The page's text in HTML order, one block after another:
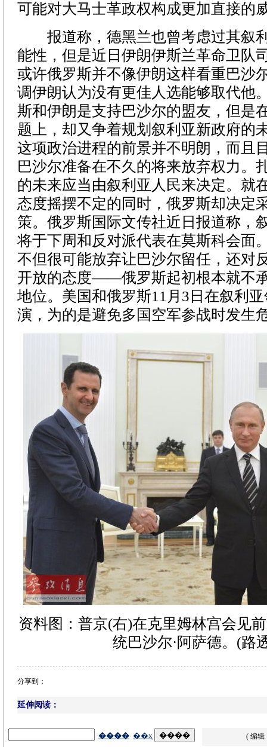
可能对大马士革政权构成更加直接的
报道称，德黑兰也曾考虑过其叙
能性，但是近日伊朗伊斯兰革命卫队
或许俄罗斯并不像伊朗这样看重巴沙
调伊朗认为没有更佳人选能够取代他
斯和伊朗是支持巴沙尔的盟友，但是
题上，却又争着规划叙利亚新政府的
这项政治进程的前景并不明朗，而且
巴沙尔准备在不久的将来放弃权力。
的未来应当由叙利亚人民来决定。就
态度摇摆不定的同时，俄罗斯却决定
策。俄罗斯国际文传社近日报道称，
将于下周和反对派代表在莫斯科会面
不但很可能放弃让巴沙尔留任，还对
开放的态度——俄罗斯起初根本就不
地位。美国和俄罗斯11月3日在叙利
演，为的是避免多国空军参战时发生
资料图：普京(右)在克里姆林宫会见
统巴沙尔·阿萨德。(路
分享到：
延伸阅读：
( 编辑